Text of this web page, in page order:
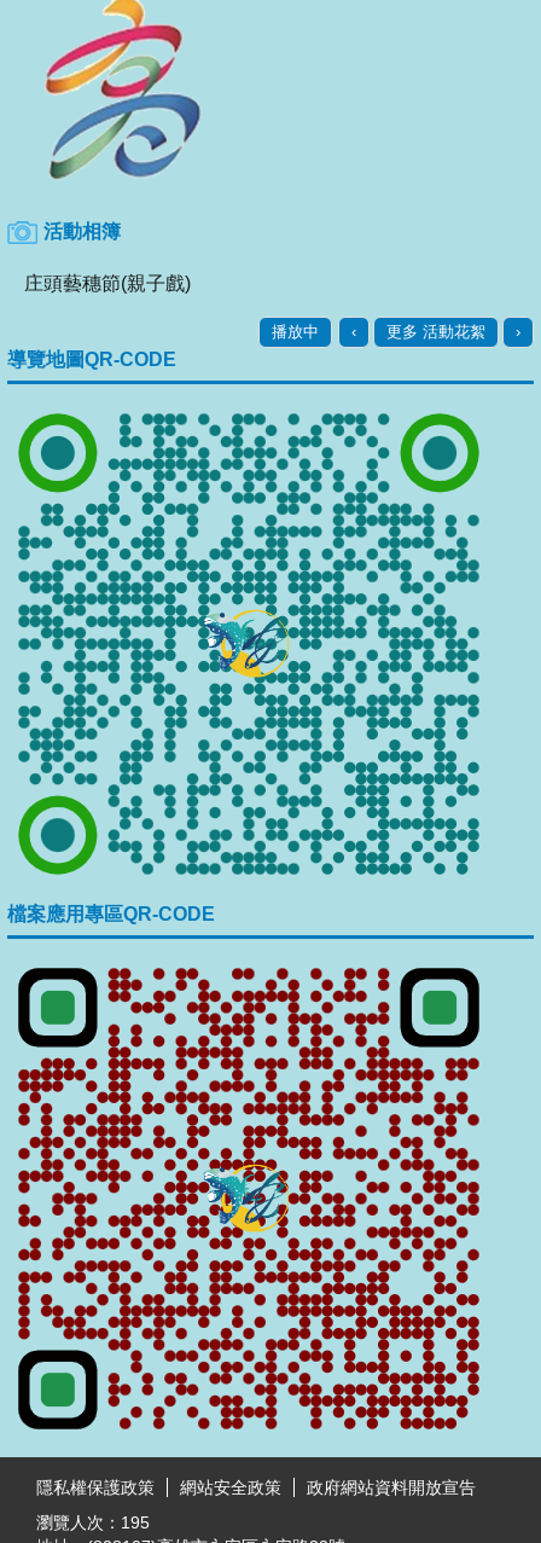
活動相簿
庄頭藝穗節(親子戲)
播放中 ‹ 更多 活動花絮 ›
導覽地圖QR-CODE
檔案應用專區QR-CODE
隱私權保護政策
網站安全政策
政府網站資料開放宣告
瀏覽人次： 195